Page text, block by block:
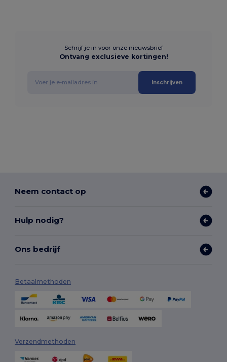
Schrijf je in voor onze nieuwsbrief
Ontvang exclusieve kortingen!
Inschrijven
Neem contact op
Hulp nodig?
Ons bedrijf
Betaalmethoden
Verzendmethoden